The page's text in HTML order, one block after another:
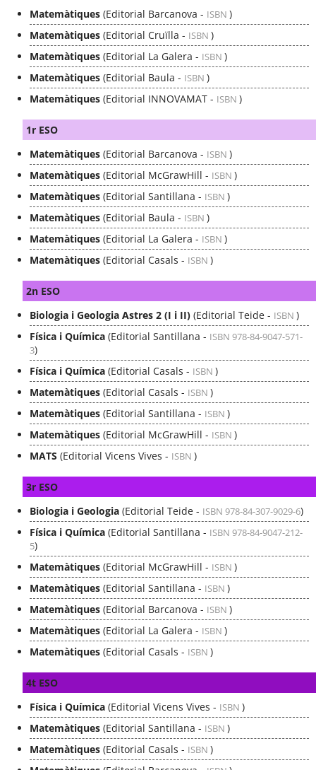
Matemàtiques (Editorial Barcanova - ISBN )
Matemàtiques (Editorial Cruïlla - ISBN )
Matemàtiques (Editorial La Galera - ISBN )
Matemàtiques (Editorial Baula - ISBN )
Matemàtiques (Editorial INNOVAMAT - ISBN )
1r ESO
Matemàtiques (Editorial Barcanova - ISBN )
Matemàtiques (Editorial McGrawHill - ISBN )
Matemàtiques (Editorial Santillana - ISBN )
Matemàtiques (Editorial Baula - ISBN )
Matemàtiques (Editorial La Galera - ISBN )
Matemàtiques (Editorial Casals - ISBN )
2n ESO
Biologia i Geologia Astres 2 (I i II) (Editorial Teide - ISBN )
Física i Química (Editorial Santillana - ISBN 978-84-9047-571-
3)
Física i Química (Editorial Casals - ISBN )
Matemàtiques (Editorial Casals - ISBN )
Matemàtiques (Editorial Santillana - ISBN )
Matemàtiques (Editorial McGrawHill - ISBN )
MATS (Editorial Vicens Vives - ISBN )
3r ESO
Biologia i Geologia (Editorial Teide - ISBN 978-84-307-9029-6)
Física i Química (Editorial Santillana - ISBN 978-84-9047-212-
5)
Matemàtiques (Editorial McGrawHill - ISBN )
Matemàtiques (Editorial Santillana - ISBN )
Matemàtiques (Editorial Barcanova - ISBN )
Matemàtiques (Editorial La Galera - ISBN )
Matemàtiques (Editorial Casals - ISBN )
4t ESO
Física i Química (Editorial Vicens Vives - ISBN )
Matemàtiques (Editorial Santillana - ISBN )
Matemàtiques (Editorial Casals - ISBN )